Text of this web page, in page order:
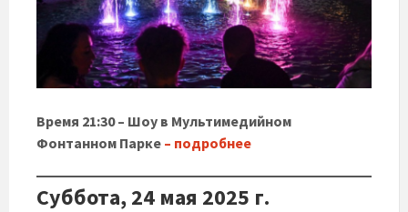
Время 21:30 – Шоу в Мультимедийном
Фонтанном Парке – подробнее
Суббота, 24 мая 2025 г.